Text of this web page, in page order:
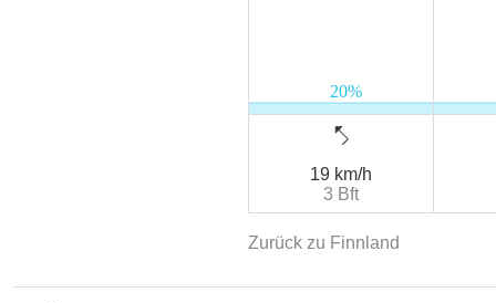
19 km/h
3 Bft
Zurück zu Finnland